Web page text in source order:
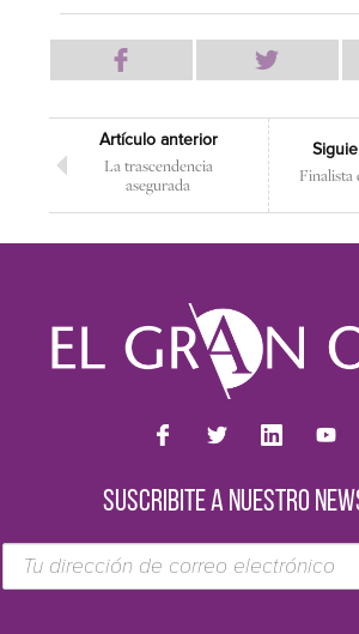
Artículo anterior
La trascendencia
asegurada
SUSCRIBITE A NUESTRO